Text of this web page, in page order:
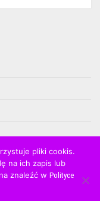
pliki cookis.
na ich zapis lub
znaleźć w Polityce